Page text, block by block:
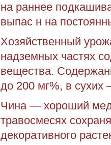
на раннее
выпас н на
Хозяйственный
надземных частях
вещества.
до 200 мг%, в
Чина — хороший
травосмесях
декоративного